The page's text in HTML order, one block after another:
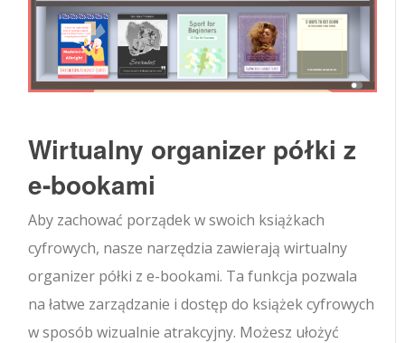
Wirtualny organizer półki z
e-bookami
Aby zachować porządek w swoich książkach
cyfrowych, nasze narzędzia zawierają wirtualny
organizer półki z e-bookami. Ta funkcja pozwala
na łatwe zarządzanie i dostęp do książek cyfrowych
w sposób wizualnie atrakcyjny. Możesz ułożyć